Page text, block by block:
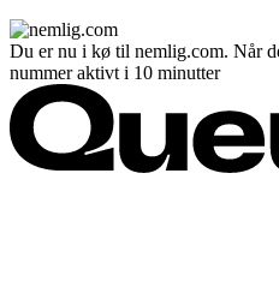
Du er nu i kø til nemlig.com. Når
nummer aktivt i 10 minutter